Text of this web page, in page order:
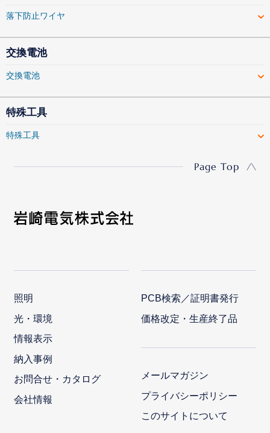
落下防止ワイヤ
交換電池
交換電池
特殊工具
特殊工具
Page Top
照明
光・環境
情報表示
納入事例
お問合せ・カタログ
会社情報
PCB検索／証明書発行
価格改定・生産終了品
メールマガジン
プライバシーポリシー
このサイトについて